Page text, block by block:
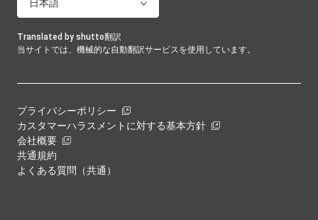
Translated by shutto翻訳
当サイトでは、機械的な自動翻訳サービスを使用しています。
プライバシーポリシー
カスタマーハラスメントに対する基本方針
会社概要
共通規約
よくある質問（共通）